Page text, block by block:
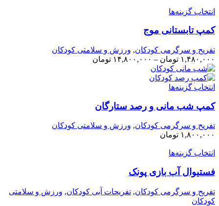
گزینه‌ها
تابستانی موج
و سرگرمی کودکان,ورزش و سلامتی کودکان
تومان– ۱۴,۸۰۰,۰۰۰ تومان
گزینه‌ها
شب مانی و رصد ستارگان
و سرگرمی کودکان,ورزش و سلامتی کودکان
تومان
گزینه‌ها
آب بازی پونک
و سرگرمی کودکان,تفریحات آبی کودکان,ورزش و سلامتی